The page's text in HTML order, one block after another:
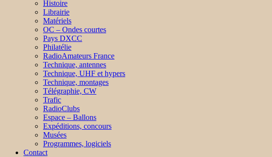
Histoire
Librairie
Matériels
OC – Ondes courtes
Pays DXCC
Philatélie
RadioAmateurs France
Technique, antennes
Technique, UHF et hypers
Technique, montages
Télégraphie, CW
Trafic
RadioClubs
Espace – Ballons
Expéditions, concours
Musées
Programmes, logiciels
Contact